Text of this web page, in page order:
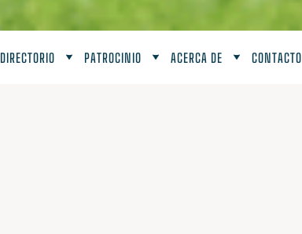
DIRECTORIO PATROCINIO ACERCA DE CONTACTO